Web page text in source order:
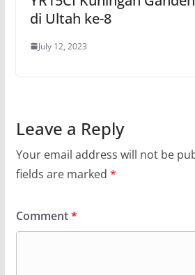
di Ultah ke-8
July 12, 2023
Leave a Reply
Your email address will not be
fields are marked *
Comment*